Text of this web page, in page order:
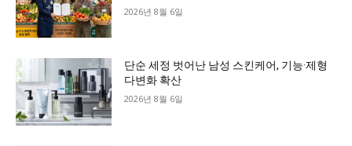
2026년 8월 6일
단순 세정 벗어난 남성 스킨케어, 기능·제형
다변화 확산
2026년 8월 6일